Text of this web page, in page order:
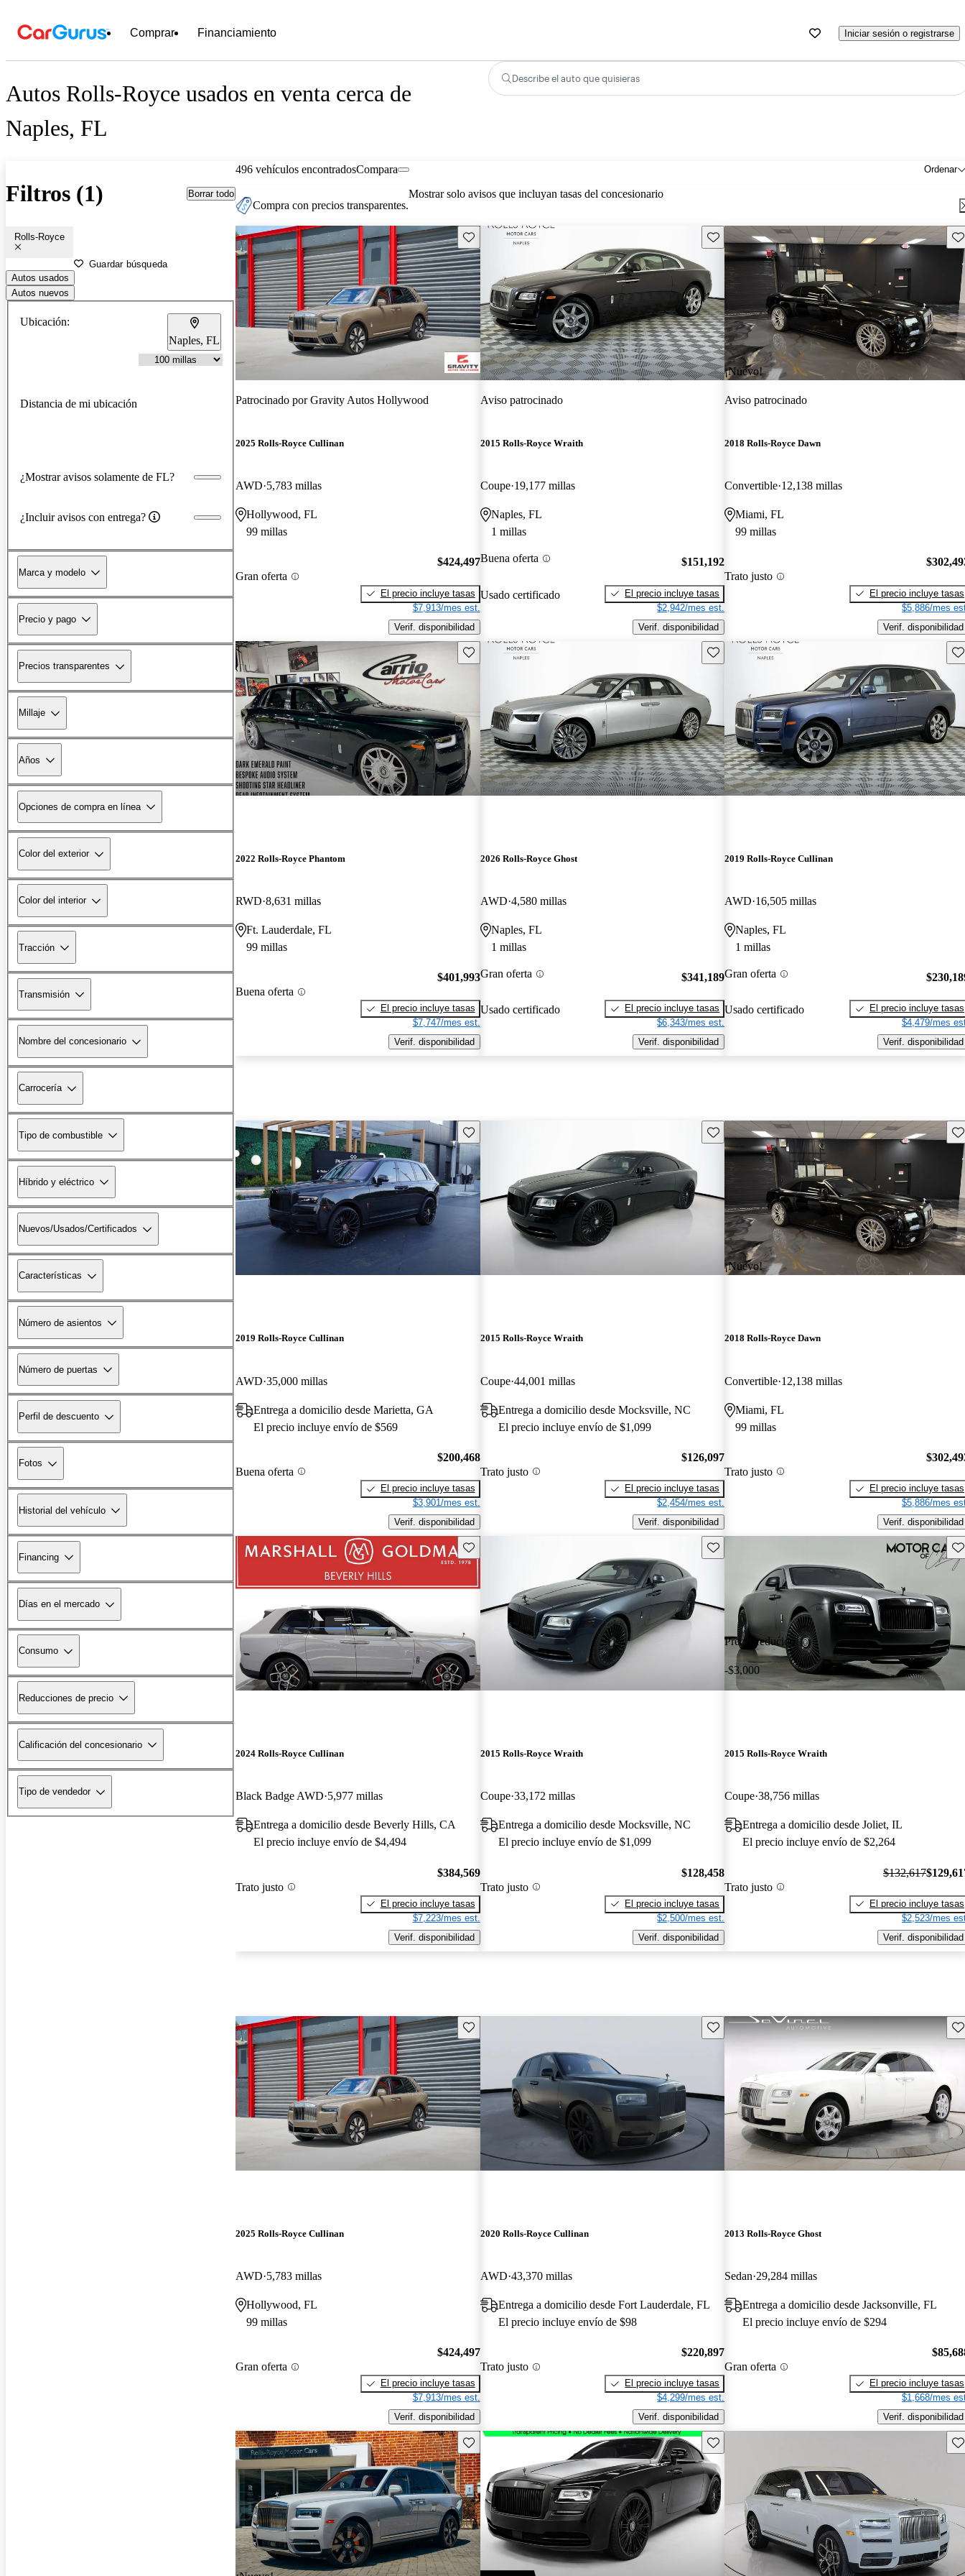
Comprar Financiamiento Iniciar sesión o registrarse
Autos Rolls-Royce usados en venta cerca de
Naples, FL
Describe el auto que quisieras
Filtros (1) Borrar todo
Rolls-Royce
Guardar búsqueda
Autos usados
Autos nuevos
Ubicación:
Naples, FL
Distancia de mi ubicación
¿Mostrar avisos solamente de FL?
¿Incluir avisos con entrega?
Marca y modelo
Precio y pago
Precios transparentes
Millaje
Años
Opciones de compra en línea
Color del exterior
Color del interior
Tracción
Transmisión
Nombre del concesionario
Carrocería
Tipo de combustible
Híbrido y eléctrico
Nuevos/Usados/Certificados
Características
Número de asientos
Número de puertas
Perfil de descuento
Fotos
Historial del vehículo
Financing
Días en el mercado
Consumo
Reducciones de precio
Calificación del concesionario
Tipo de vendedor
496 vehículos encontrados Ordenar
Compara
Compra con precios transparentes.
Mostrar solo avisos que incluyan tasas del concesionario
Guarda este Aviso
Patrocinado porGravity Autos Hollywood
2025 Rolls-Royce Cullinan
AWD 5,783 millas
Hollywood, FL
99 millas
Gran oferta
$424,497
El precio incluye tasas
$7,913/mes est.
Verif. disponibilidad
Guarda este Aviso
Aviso patrocinado
2015 Rolls-Royce Wraith
Coupe 19,177 millas
Naples, FL
1 millas
Buena oferta
Usado certificado
$151,192
El precio incluye tasas
$2,942/mes est.
Verif. disponibilidad
¡Nuevo!
Aviso patrocinado
2018 Rolls-Royce Dawn
Convertible 12,138 millas
Miami, FL
99 millas
Trato justo
El precio incluye tasas
$5,886/mes
Verif. disponibilidad
Guarda este Aviso
2022 Rolls-Royce Phantom
RWD 8,631 millas
Ft. Lauderdale, FL
99 millas
Buena oferta
$401,993
El precio incluye tasas
$7,747/mes est.
Verif. disponibilidad
Guarda este Aviso
2026 Rolls-Royce Ghost
AWD 4,580 millas
Naples, FL
1 millas
Gran oferta
Usado certificado
$341,189
El precio incluye tasas
$6,343/mes est.
Verif. disponibilidad
2019 Rolls-Royce Cullinan
AWD 16,505 millas
Naples, FL
1 millas
Gran oferta
Usado certificado
El precio incluye tasas
$4,479/mes
Verif. disponibilidad
Guarda este Aviso
2019 Rolls-Royce Cullinan
AWD 35,000 millas
Entrega a domicilio desde Marietta, GA
El precio incluye envío de $569
Buena oferta
$200,468
El precio incluye tasas
$3,901/mes est.
Verif. disponibilidad
Guarda este Aviso
2015 Rolls-Royce Wraith
Coupe 44,001 millas
Entrega a domicilio desde Mocksville, NC
El precio incluye envío de $1,099
Trato justo
$126,097
El precio incluye tasas
$2,454/mes est.
Verif. disponibilidad
¡Nuevo!
2018 Rolls-Royce Dawn
Convertible 12,138 millas
Miami, FL
99 millas
Trato justo
El precio incluye tasas
$5,886/mes
Verif. disponibilidad
Guarda este Aviso
2024 Rolls-Royce Cullinan
Black Badge AWD 5,977 millas
Entrega a domicilio desde Beverly Hills, CA
El precio incluye envío de $4,494
Trato justo
$384,569
El precio incluye tasas
$7,223/mes est.
Verif. disponibilidad
Guarda este Aviso
2015 Rolls-Royce Wraith
Coupe 33,172 millas
Entrega a domicilio desde Mocksville, NC
El precio incluye envío de $1,099
Trato justo
$128,458
El precio incluye tasas
$2,500/mes est.
Verif. disponibilidad
Precio reducido
-$3,000
2015 Rolls-Royce Wraith
Coupe 38,756 millas
Entrega a domicilio desde Joliet, IL
El precio incluye envío de $2,264
Trato justo
$132,617
El precio incluye tasas
$2,523/mes
Verif. disponibilidad
Guarda este Aviso
2025 Rolls-Royce Cullinan
AWD 5,783 millas
Hollywood, FL
99 millas
Gran oferta
$424,497
El precio incluye tasas
$7,913/mes est.
Verif. disponibilidad
Guarda este Aviso
2020 Rolls-Royce Cullinan
AWD 43,370 millas
Entrega a domicilio desde Fort Lauderdale, FL
El precio incluye envío de $98
Trato justo
$220,897
El precio incluye tasas
$4,299/mes est.
Verif. disponibilidad
2013 Rolls-Royce Ghost
Sedan 29,284 millas
Entrega a domicilio desde Jacksonville, FL
El precio incluye envío de $294
Gran oferta
El precio incluye tasas
$1,668/mes
Verif. disponibilidad
Guarda este Aviso Guarda este Aviso